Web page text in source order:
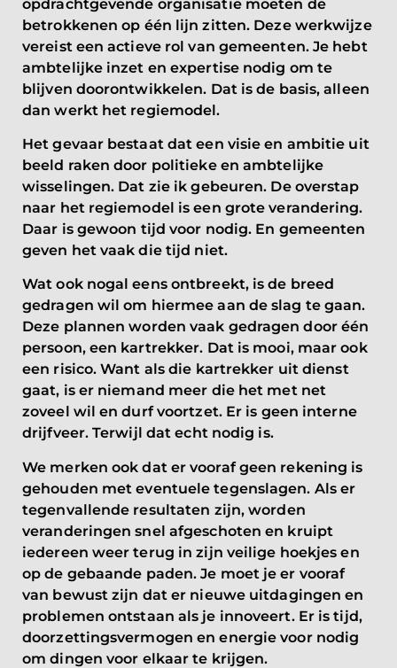
opdrachtgevende organisatie moeten de
betrokkenen op één lijn zitten. Deze werkwijze
vereist een actieve rol van gemeenten. Je hebt
ambtelijke inzet en expertise nodig om te
blijven doorontwikkelen. Dat is de basis, alleen
dan werkt het regiemodel.
Het gevaar bestaat dat een visie en ambitie uit
beeld raken door politieke en ambtelijke
wisselingen. Dat zie ik gebeuren. De overstap
naar het regiemodel is een grote verandering.
Daar is gewoon tijd voor nodig. En gemeenten
geven het vaak die tijd niet.
Wat ook nogal eens ontbreekt, is de breed
gedragen wil om hiermee aan de slag te gaan.
Deze plannen worden vaak gedragen door één
persoon, een kartrekker. Dat is mooi, maar ook
een risico. Want als die kartrekker uit dienst
gaat, is er niemand meer die het met net
zoveel wil en durf voortzet. Er is geen interne
drijfveer. Terwijl dat echt nodig is.
We merken ook dat er vooraf geen rekening is
gehouden met eventuele tegenslagen. Als er
tegenvallende resultaten zijn, worden
veranderingen snel afgeschoten en kruipt
iedereen weer terug in zijn veilige hoekjes en
op de gebaande paden. Je moet je er vooraf
van bewust zijn dat er nieuwe uitdagingen en
problemen ontstaan als je innoveert. Er is tijd,
doorzettingsvermogen en energie voor nodig
om dingen voor elkaar te krijgen.